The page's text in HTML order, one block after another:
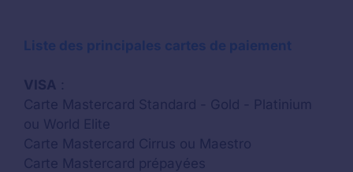
Liste des principales cartes de paiement
VISA :
Carte Mastercard Standard - Gold - Platinium
ou World Elite
Carte Mastercard Cirrus ou Maestro
Carte Mastercard prépayées